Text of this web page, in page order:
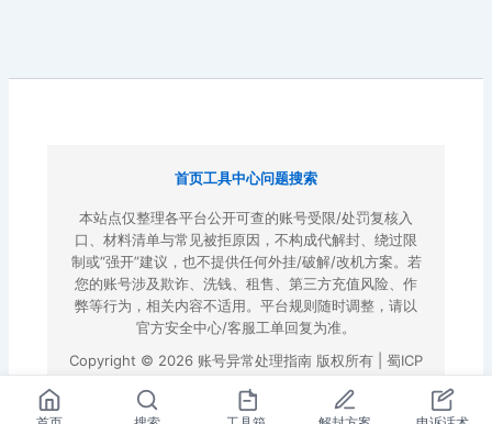
首页工具中心问题搜索
本站点仅整理各平台公开可查的账号受限/处罚复核入
口、材料清单与常见被拒原因，不构成代解封、绕过限
制或“强开”建议，也不提供任何外挂/破解/改机方案。若
您的账号涉及欺诈、洗钱、租售、第三方充值风险、作
弊等行为，相关内容不适用。平台规则随时调整，请以
官方安全中心/客服工单回复为准。
Copyright © 2026 账号异常处理指南 版权所有 | 蜀ICP